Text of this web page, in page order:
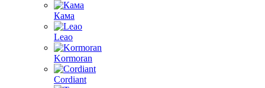
Кама
Leao
Kormoran
Cordiant